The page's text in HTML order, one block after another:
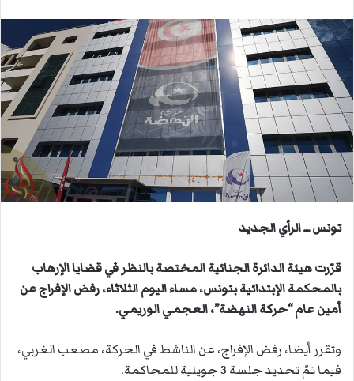
س
ل
ر
ي
ا
ك
ت
ي
ا
تونس ــ الرأي الجديد
قرّرت هيئة الدائرة الجنائية المختصة بالنظر في قضايا الإرهاب
بالمحكمة الإبتدائية بتونس، مساء اليوم الثلاثاء، رفض الإفراج عن
أمين عام “حركة النهضة”، العجمي الوريمي.
وتقرر أيضا، رفض الإفراج، عن الناشط في الحركة، مصعب الغربي،
فيما تمّ تحديد جلسة 3 جويلية للمحاكمة.